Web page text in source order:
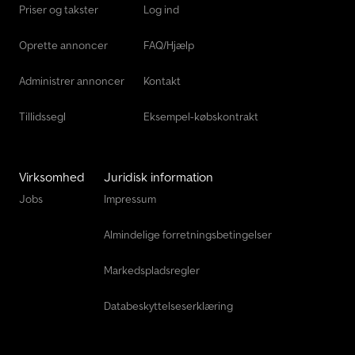
Priser og takster
Oprette annoncer
Administrer annoncer
Tillidssegl
Log ind
FAQ/Hjælp
Kontakt
Eksempel-købskontrakt
Virksomhed
Jobs
Juridisk information
Impressum
Almindelige forretningsbetingelser
Markedspladsregler
Databeskyttelseserklæring